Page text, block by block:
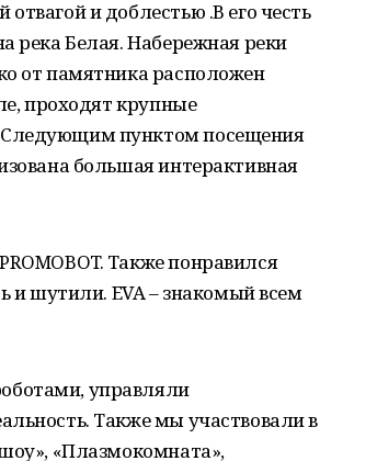
и доблестью .В его честь
река Белая. Набережная реки
от памятника расположен
проходят крупные
Следующим пунктом посещения
большая интерактивная
Также понравился
и шутили. EVA – знакомый всем
управляли
Также мы участвовали в
«Плазмокомната»,